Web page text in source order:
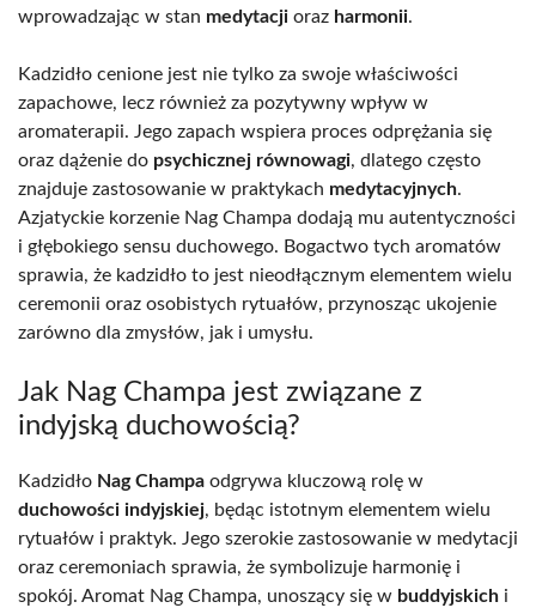
wprowadzając w stan medytacji oraz harmonii.
Kadzidło cenione jest nie tylko za swoje właściwości
zapachowe, lecz również za pozytywny wpływ w
aromaterapii. Jego zapach wspiera proces odprężania się
oraz dążenie do psychicznej równowagi, dlatego często
znajduje zastosowanie w praktykach medytacyjnych.
Azjatyckie korzenie Nag Champa dodają mu autentyczności
i głębokiego sensu duchowego. Bogactwo tych aromatów
sprawia, że kadzidło to jest nieodłącznym elementem wielu
ceremonii oraz osobistych rytuałów, przynosząc ukojenie
zarówno dla zmysłów, jak i umysłu.
Jak Nag Champa jest związane z
indyjską duchowością?
Kadzidło Nag Champa odgrywa kluczową rolę w
duchowości indyjskiej, będąc istotnym elementem wielu
rytuałów i praktyk. Jego szerokie zastosowanie w medytacji
oraz ceremoniach sprawia, że symbolizuje harmonię i
spokój. Aromat Nag Champa, unoszący się w buddyjskich i